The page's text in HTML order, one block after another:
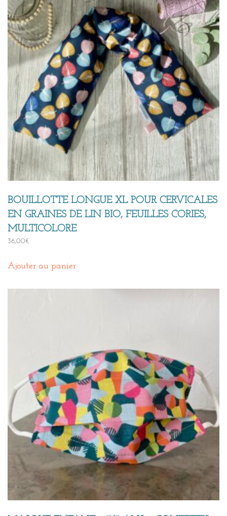
BOUILLOTTE LONGUE XL POUR CERVICALES
EN GRAINES DE LIN BIO, FEUILLES CORIES,
MULTICOLORE
36,00€
Ajouter au panier